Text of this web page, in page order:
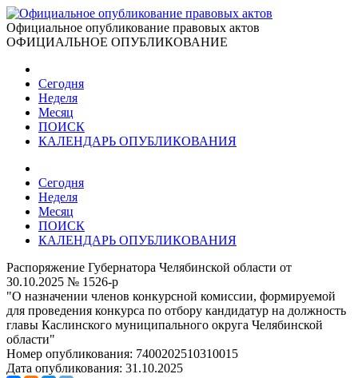
Официальное опубликование правовых актов
ОФИЦИАЛЬНОЕ ОПУБЛИКОВАНИЕ
Сегодня
Неделя
Месяц
ПОИСК
КАЛЕНДАРЬ ОПУБЛИКОВАНИЯ
Сегодня
Неделя
Месяц
ПОИСК
КАЛЕНДАРЬ ОПУБЛИКОВАНИЯ
Распоряжение Губернатора Челябинской области от
30.10.2025 № 1526-р
"О назначении членов конкурсной комиссии, формируемой
для проведения конкурса по отбору кандидатур на должность
главы Каслинского муниципального округа Челябинской
области"
Номер опубликования: 7400202510310015
Дата опубликования: 31.10.2025